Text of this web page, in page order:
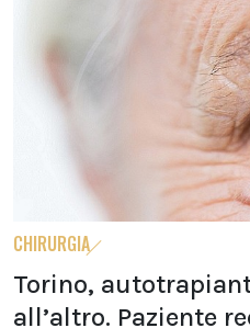
CHIRURGIA
Torino,
all’altro. Paziente